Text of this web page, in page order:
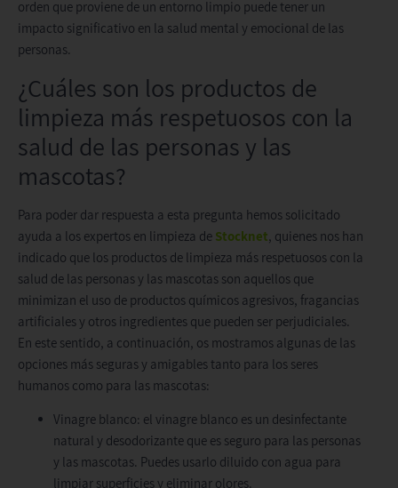
orden que proviene de un entorno limpio puede tener un
impacto significativo en la salud mental y emocional de las
personas.
¿Cuáles son los productos de
limpieza más respetuosos con la
salud de las personas y las
mascotas?
Para poder dar respuesta a esta pregunta hemos solicitado
ayuda a los expertos en limpieza de Stocknet, quienes nos han
indicado que los productos de limpieza más respetuosos con la
salud de las personas y las mascotas son aquellos que
minimizan el uso de productos químicos agresivos, fragancias
artificiales y otros ingredientes que pueden ser perjudiciales.
En este sentido, a continuación, os mostramos algunas de las
opciones más seguras y amigables tanto para los seres
humanos como para las mascotas:
Vinagre blanco: el vinagre blanco es un desinfectante
natural y desodorizante que es seguro para las personas
y las mascotas. Puedes usarlo diluido con agua para
limpiar superficies y eliminar olores.